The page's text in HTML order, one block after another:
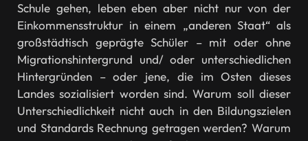
Schule gehen, leben eben aber nicht nur von der
Einkommensstruktur in einem „anderen Staat“ als
großstädtisch geprägte Schüler – mit oder ohne
Migrationshintergrund und/ oder unterschiedlichen
Hintergründen – oder jene, die im Osten dieses
Landes sozialisiert worden sind. Warum soll dieser
Unterschiedlichkeit nicht auch in den Bildungszielen
und Standards Rechnung getragen werden? Warum